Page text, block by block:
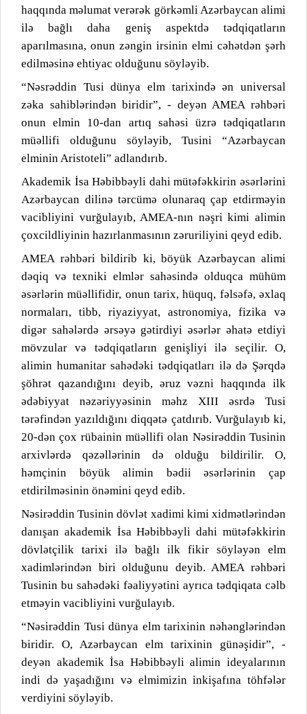
haqqında məlumat verərək görkəmli Azərbaycan alimi
ilə bağlı daha geniş aspektdə tədqiqatların
aparılmasına, onun zəngin irsinin elmi cəhətdən şərh
edilməsinə ehtiyac olduğunu söyləyib.
“Nəsrəddin Tusi dünya elm tarixində ən universal
zəka sahiblərindən biridir”, - deyən AMEA rəhbəri
onun elmin 10-dan artıq sahəsi üzrə tədqiqatların
müəllifi olduğunu söyləyib, Tusini “Azərbaycan
elminin Aristoteli” adlandırıb.
Akademik İsa Həbibbəyli dahi mütəfəkkirin əsərlərini
Azərbaycan dilinə tərcümə olunaraq çap etdirməyin
vacibliyini vurğulayıb, AMEA-nın nəşri kimi alimin
çoxcildliyinin hazırlanmasının zəruriliyini qeyd edib.
AMEA rəhbəri bildirib ki, böyük Azərbaycan alimi
dəqiq və texniki elmlər sahəsində olduqca mühüm
əsərlərin müəllifidir, onun tarix, hüquq, fəlsəfə, əxlaq
normaları, tibb, riyaziyyat, astronomiya, fizika və
digər sahələrdə ərsəyə gətirdiyi əsərlər əhatə etdiyi
mövzular və tədqiqatların genişliyi ilə seçilir. O,
alimin humanitar sahədəki tədqiqatları ilə də Şərqdə
şöhrət qazandığını deyib, əruz vəzni haqqında ilk
ədəbiyyat nəzəriyyəsinin məhz XIII əsrdə Tusi
tərəfindən yazıldığını diqqətə çatdırıb. Vurğulayıb ki,
20-dən çox rübainin müəllifi olan Nəsirəddin Tusinin
arxivlərdə qəzəllərinin də olduğu bildirilir. O,
həmçinin böyük alimin bədii əsərlərinin çap
etdirilməsinin önəmini qeyd edib.
Nəsirəddin Tusinin dövlət xadimi kimixidmətlərindən
danışan akademik İsa Həbibbəyli dahi mütəfəkkirin
dövlətçilik tarixi ilə bağlı ilk fikir söyləyən elm
xadimlərindən biri olduğunu deyib. AMEA rəhbəri
Tusinin bu sahədəki fəaliyyətini ayrıca tədqiqata cəlb
etməyin vacibliyini vurğulayıb.
“Nəsirəddin Tusi dünya elm tarixinin nəhənglərindən
biridir. O, Azərbaycan elm tarixinin günəşidir”, -
deyən akademik İsa Həbibbəyli alimin ideyalarının
indi də yaşadığını və elmimizin inkişafına töhfələr
verdiyini söyləyib.